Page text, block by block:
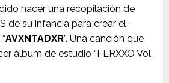
hacer una recopilación de
de su infancia para crear el
AVXNTADXR”. Una canción que
álbum de estudio “FERXXO Vol